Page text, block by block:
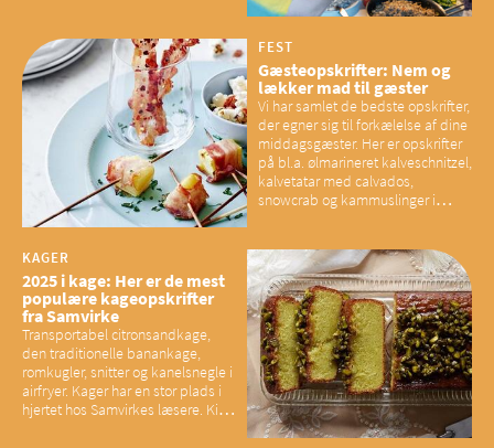
have konsekvenser for vores
sociale fællesskaber
FEST
Gæsteopskrifter: Nem og
lækker mad til gæster
Vi har samlet de bedste opskrifter,
der egner sig til forkælelse af dine
middagsgæster. Her er opskrifter
på bl.a. ølmarineret kalveschnitzel,
kalvetatar med calvados,
snowcrab og kammuslinger i
KAGER
2025 i kage: Her er de mest
populære kageopskrifter
fra Samvirke
Transportabel citronsandkage,
den traditionelle banankage,
romkugler, snitter og kanelsnegle i
airfryer. Kager har en stor plads i
hjertet hos Samvirkes læsere. Kig